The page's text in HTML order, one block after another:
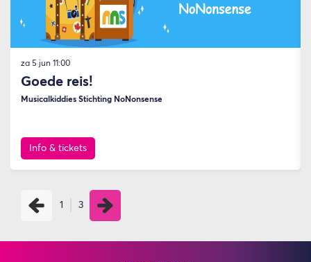
Goede reis!
Musicalkiddies Stichting NoNonsense
za 5 jun 11:00
Info & tickets
1 3